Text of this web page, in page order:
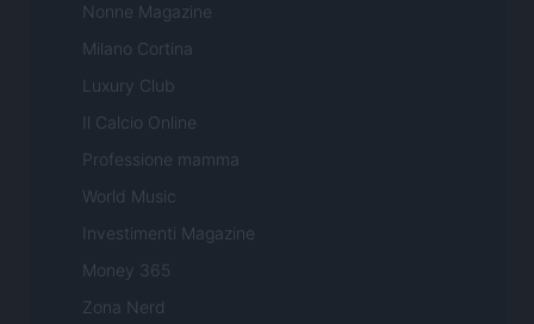
Nonne Magazine
Milano Cortina
Luxury Club
Il Calcio Online
Professione mamma
World Music
Investimenti Magazine
Money 365
Zona Nerd